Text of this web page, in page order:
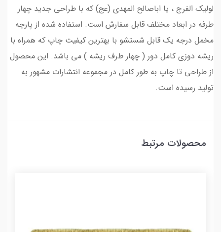
لولیک الفرج ، یا اباصالح المهدی (عج) که با طراحی جدید چهار
طرفه در ابعاد مختلف قابل سفارش است. استفاده شده از پارچه
مخمل درجه یک قابل شستشو با بهترین کیفیت چاپ که همراه با
ریشه دوزی کامل دور ( چهار طرف ریشه ) می باشد. این محصول
از طراحی تا چاپ به طور کامل در مجموعه انتشارات مشهور به
تولید رسیده است.
محصولات مرتبط